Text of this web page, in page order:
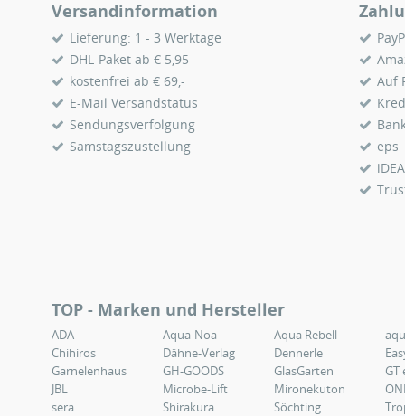
Versandinformation
Lieferung: 1 - 3 Werktage
DHL-Paket ab € 5,95
kostenfrei ab € 69,-
E-Mail Versandstatus
Sendungsverfolgung
Samstagszustellung
Auf
eps
TOP - Marken und Hersteller
ADA Aqua-Noa Aqua Rebell
Chihiros
Dähne-Verlag Dennerle
Garnelenhaus
GH-GOODS GlasGarten
GT
JBL
Microbe-Lift Mironekuton
sera
Shirakura Söchting